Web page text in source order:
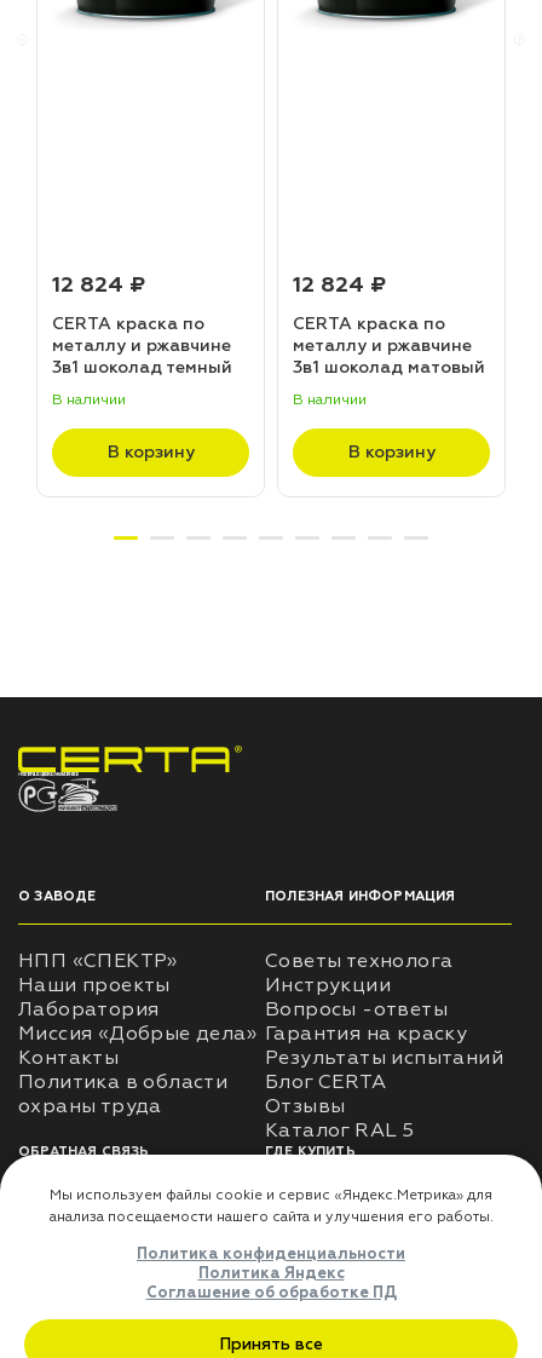
12 824 ₽
CERTA краска по
металлу и ржавчине
3в1 шоколад темный
(20,0кг)
В наличии
В корзину
12 824 ₽
CERTA краска по
металлу и ржавчине
3в1 шоколад матовый
В наличии
В корзину
НПП «СПЕКТР» ЗАВОД ЛАКОКРАСОЧНЫХ МАТЕРИАЛОВ
О ЗАВОДЕ
НПП «СПЕКТР»
Наши проекты
Лаборатория
Миссия «Добрые дела»
Контакты
Политика в области
ПОЛЕЗНАЯ ИНФОРМАЦИЯ
Советы технолога
Инструкции
Вопросы -ответы
Гарантия на краску
Результаты испытаний
Блог CERTA
Отзывы
Каталог RAL 5
ОБРАТНАЯ СВЯЗЬ
Использование
использования личных
Оферта
ГДЕ КУПИТЬ
Доставка
Где купить
ДЛЯ ПАРТНЁРОВ